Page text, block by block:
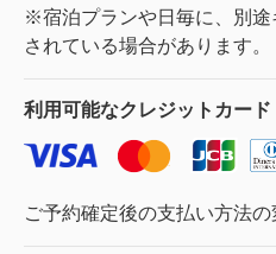
※宿泊プランや日毎に、別
されている場合があります。
利用可能なクレジットカード
ご予約確定後の支払い方法の